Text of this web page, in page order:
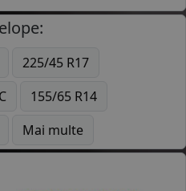
225/45 R17
155/65 R14
Mai multe